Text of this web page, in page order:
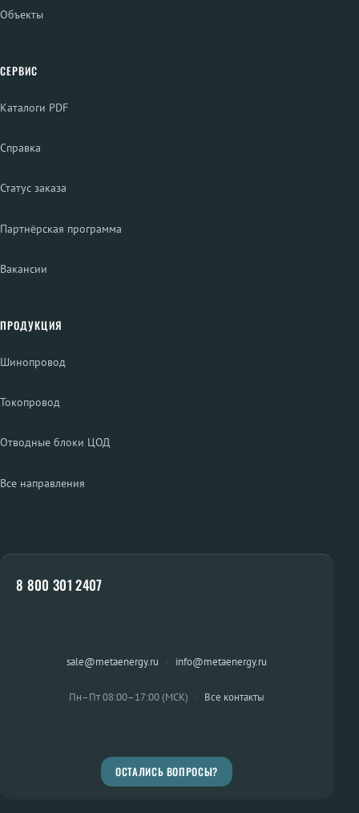
Объекты
СЕРВИС
Каталоги PDF
Справка
Статус заказа
Партнёрская программа
Вакансии
ПРОДУКЦИЯ
Шинопровод
Токопровод
Отводные блоки ЦОД
Все направления
8 800 301 2407
sale@metaenergy.ru · info@metaenergy.ru
Пн–Пт 08:00–17:00 (МСК) · Все контакты
ОСТАЛИСЬ ВОПРОСЫ?